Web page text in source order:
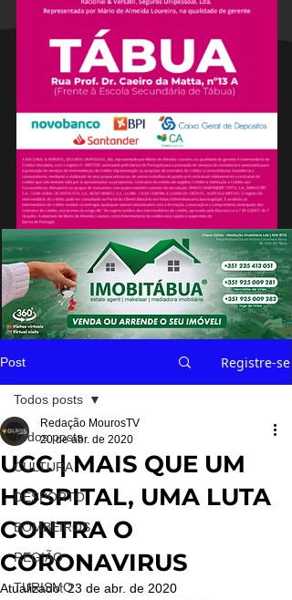
Post Registre-se
Todos posts
CULTURA
DESPORTO
BOMBEIROS
REGIÃO
TURISMO
Todos posts
UCC | MAIS QUE UM
HOSPITAL, UMA LUTA
CONTRA O
CORONAVIRUS
Redação MourosTV
20 de abr. de 2020
Atualizado:23 de abr. de 2020